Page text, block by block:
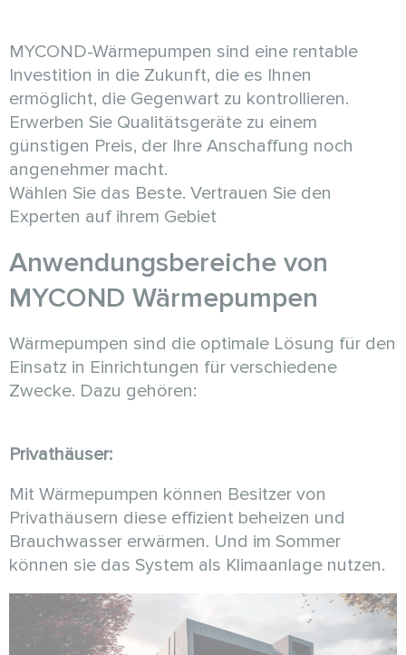
MYCOND-Wärmepumpen sind eine rentable
Investition in die Zukunft, die es Ihnen
ermöglicht, die Gegenwart zu kontrollieren.
Erwerben Sie Qualitätsgeräte zu einem
günstigen Preis, der Ihre Anschaffung noch
angenehmer macht.
Wählen Sie das Beste. Vertrauen Sie den
Experten auf ihrem Gebiet
Anwendungsbereiche von
MYCOND Wärmepumpen
Wärmepumpen sind die optimale Lösung für den
Einsatz in Einrichtungen für verschiedene
Zwecke. Dazu gehören:
Privathäuser:
Mit Wärmepumpen können Besitzer von
Privathäusern diese effizient beheizen und
Brauchwasser erwärmen. Und im Sommer
können sie das System als Klimaanlage nutzen.